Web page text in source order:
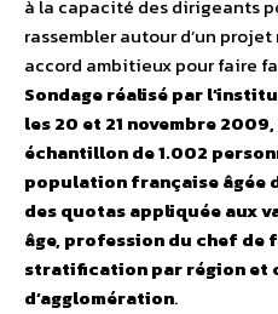
à la capacité des dirigeants
rassembler autour d’un
accord ambitieux pour faire
Sondage réalisé par
les 20 et 21 novembre
échantillon de 1.002
population française âgée
des quotas appliquée aux
âge, profession du chef de
stratification par région et
d’agglomération.